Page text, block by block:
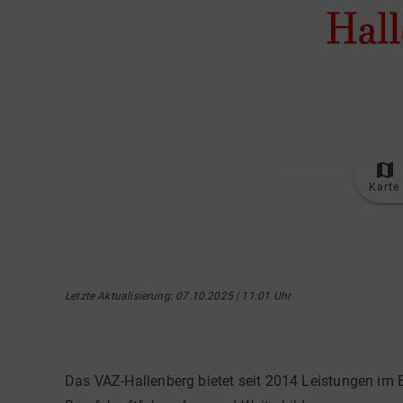
Karte
Letzte Aktualisierung: 07.10.2025 | 11:01 Uhr
Das VAZ-Hallenberg bietet seit 2014 Leistungen